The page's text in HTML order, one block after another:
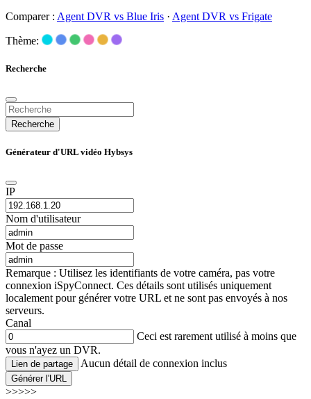
Comparer : Agent DVR vs Blue Iris · Agent DVR vs Frigate
Thème:
Recherche
Recherche
Générateur d'URL vidéo Hybsys
IP
Nom d'utilisateur
Mot de passe
Remarque : Utilisez les identifiants de votre caméra, pas votre
connexion iSpyConnect. Ces détails sont utilisés uniquement
localement pour générer votre URL et ne sont pas envoyés à nos
serveurs.
Canal
Ceci est rarement utilisé à moins que
vous n'ayez un DVR.
Lien de partage Aucun détail de connexion inclus
Générer l'URL
>>>>>